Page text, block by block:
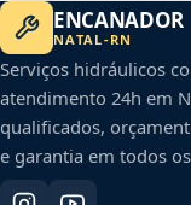
ENCANADOR
NATAL-RN
Serviços hidráulicos
atendimento 24h em
qualificados,
e garantia em todos